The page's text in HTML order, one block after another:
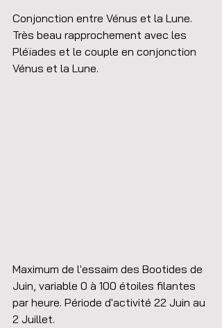
Conjonction entre Vénus et la Lune.
Très beau rapprochement avec les
Pléïades et le couple en conjonction
Vénus et la Lune.
Maximum de l'essaim des Bootides de
Juin, variable 0 à 100 étoiles filantes
par heure. Période d'activité 22 Juin au
2 Juillet.